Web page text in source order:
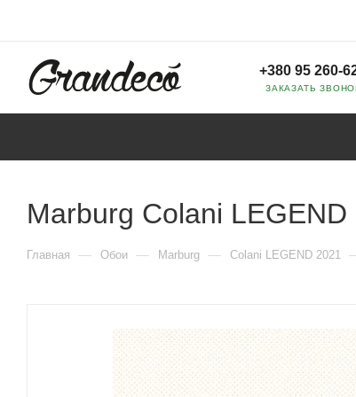
+380 95 260-
ЗАКАЗАТЬ
Marburg Colani LEGEND
Главная — Обои — Marburg — Colani LEGEND 2021